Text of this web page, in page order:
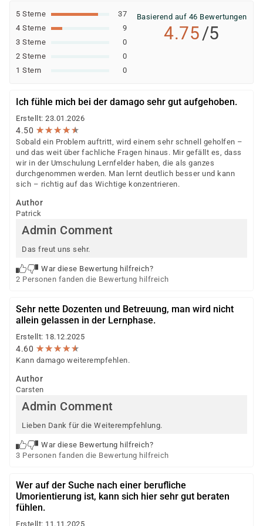
5 Sterne
37
4 Sterne
9
3 Sterne
0
2 Sterne
0
1 Stern
0
Basierend auf 46 Bewertungen
4.75/5
Ich fühle mich bei der damago sehr gut aufgehoben.
Erstellt: 23.01.2026
4.50 ★★★★★
★★★★★
Sobald ein Problem auftritt, wird einem sehr schnell geholfen –
und das weit über fachliche Fragen hinaus. Mir gefällt es, dass
wir in der Umschulung Lernfelder haben, die als ganzes
durchgenommen werden. Man lernt deutlich besser und kann
sich – richtig auf das Wichtige konzentrieren.
Author
Patrick
Admin Comment
Das freut uns sehr.
War diese Bewertung hilfreich?
2 Personen fanden die Bewertung hilfreich
Sehr nette Dozenten und Betreuung, man wird nicht
allein gelassen in der Lernphase.
Erstellt: 18.12.2025
4.60 ★★★★★
★★★★★
Kann damago weiterempfehlen.
Author
Carsten
Admin Comment
Lieben Dank für die Weiterempfehlung.
War diese Bewertung hilfreich?
3 Personen fanden die Bewertung hilfreich
Wer auf der Suche nach einer berufliche
Umorientierung ist, kann sich hier sehr gut beraten
fühlen.
Erstellt: 11.11.2025